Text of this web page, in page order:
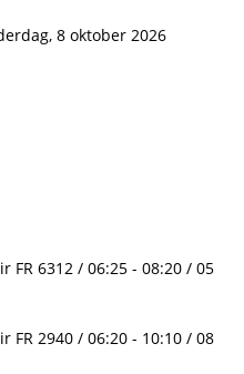
8 oktober 2026
FR 6312 / 06:25 - 08:20 / 05
FR 2940 / 06:20 - 10:10 / 08